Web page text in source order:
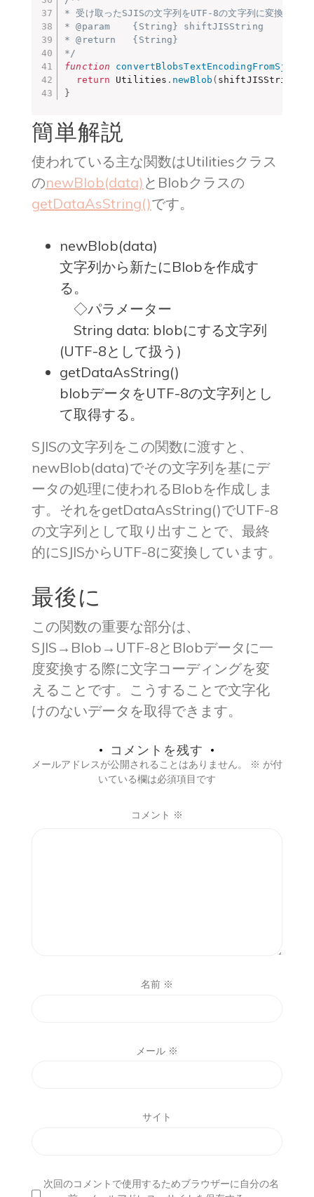
* 受け取ったSJISの文字列をUTF-8の文字列に変換します
* @param    {String} shiftJISString    SJISの
* @return   {String}                   UTF-8の
*/
function
return Utilities . newBlob ( shiftJISString
}
簡単解説
使われている主な関数はUtilitiesクラス
のnewBlob(data) とBlobクラスの
getDataAsString()です。
newBlob(data)
文字列から新たにBlobを作成す
る。
◇パラメーター
String data: blobにする文字列
(UTF-8として扱う)
getDataAsString()
blobデータをUTF-8の文字列とし
て取得する。
SJISの文字列をこの関数に渡すと、
newBlob(data)でその文字列を基にデ
ータの処理に使われるBlobを作成しま
す。それをgetDataAsString()でUTF-8
の文字列として取り出すことで、最終
的にSJISからUTF-8に変換しています。
最後に
この関数の重要な部分は、
SJIS→Blob→UTF-8とBlobデータに一
度変換する際に文字コーディングを変
えることです。こうすることで文字化
けのないデータを取得できます。
コメントを残す
メールアドレスが公開されることはありません。 ※ が付
いている欄は必須項目です
コメント ※
名前 ※
メール ※
サイト
次回のコメントで使用するためブラウザーに自分の名